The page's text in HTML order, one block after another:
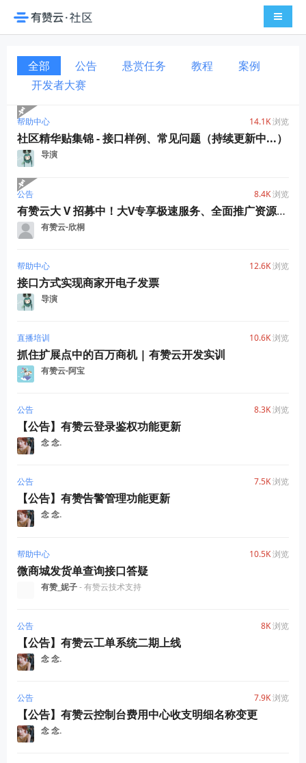
导航切
全部 公告 悬赏任务 教程
案例
开发者大赛
帮助中心 14.1K浏览
社区精华贴集锦 - 接口样例、常见问题（持续更新中...）
导演
公告 8.4K浏览
有赞云大 V 招募中！大V专享极速服务、全面推广资源，了解一下？
有赞云-欣桐
帮助中心 12.6K浏览
接口方式实现商家开电子发票
导演
直播培训 10.6K浏览
抓住扩展点中的百万商机 | 有赞云开发实训
有赞云-阿宝
公告 8.3K浏览
【公告】有赞云登录鉴权功能更新
念 念.
公告 7.5K浏览
【公告】有赞告警管理功能更新
念 念.
帮助中心 10.5K浏览
微商城发货单查询接口答疑
有赞_妮子- 有赞云技术支持
公告 8K浏览
【公告】有赞云工单系统二期上线
念 念.
公告 7.9K浏览
【公告】有赞云控制台费用中心收支明细名称变更
念 念.